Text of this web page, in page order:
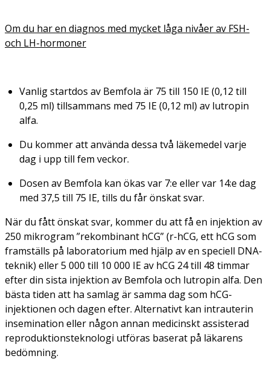
Om du har en diagnos med mycket låga nivåer av FSH-
och LH-hormoner
Vanlig startdos av Bemfola är 75 till 150 IE (0,12 till
0,25 ml) tillsammans med 75 IE (0,12 ml) av lutropin
alfa.
Du kommer att använda dessa två läkemedel varje
dag i upp till fem veckor.
Dosen av Bemfola kan ökas var 7:e eller var 14:e dag
med 37,5 till 75 IE, tills du får önskat svar.
När du fått önskat svar, kommer du att få en injektion av
250 mikrogram ”rekombinant hCG” (r-hCG, ett hCG som
framställs på laboratorium med hjälp av en speciell DNA-
teknik) eller 5 000 till 10 000 IE av hCG 24 till 48 timmar
efter din sista injektion av Bemfola och lutropin alfa. Den
bästa tiden att ha samlag är samma dag som hCG-
injektionen och dagen efter. Alternativt kan intrauterin
insemination eller någon annan medicinskt assisterad
reproduktionsteknologi utföras baserat på läkarens
bedömning.